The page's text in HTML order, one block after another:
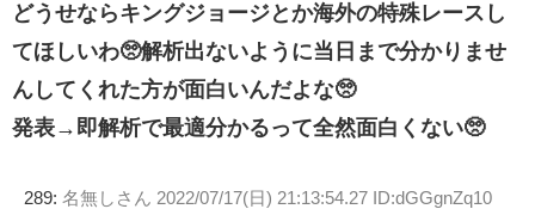
どうせならキングジョージとか海外の特殊レースし
てほしいわ🥺解析出ないように当日まで分かりませ
んしてくれた方が面白いんだよな🥺
発表→即解析で最適分かるって全然面白くない🥺
289: 名無しさん 2022/07/17(日) 21:13:54.27 ID:dGGgnZq10